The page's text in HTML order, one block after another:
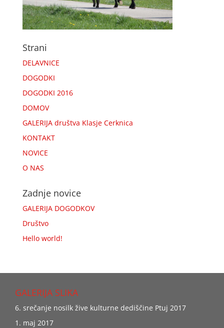
Strani
DELAVNICE
DOGODKI
DOGODKI 2016
DOMOV
GALERIJA društva Klasje Cerknica
KONTAKT
NOVICE
O NAS
Zadnje novice
GALERIJA DOGODKOV
Društvo
Hello world!
GALERIJA SLIKA
6. srečanje nosilk žive kulturne dediščine Ptuj 2017
1. maj 2017